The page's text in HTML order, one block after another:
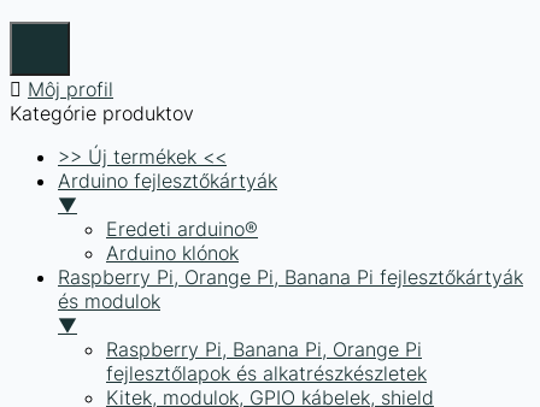
Môj profil
Kategórie produktov
>> Új termékek <<
Arduino fejlesztőkártyák
▼
Eredeti arduino®
Arduino klónok
Raspberry Pi, Orange Pi, Banana Pi fejlesztőkártyák
és modulok
▼
Raspberry Pi, Banana Pi, Orange Pi
fejlesztőlapok és alkatrészkészletek
Kitek, modulok, GPIO kábelek, shield